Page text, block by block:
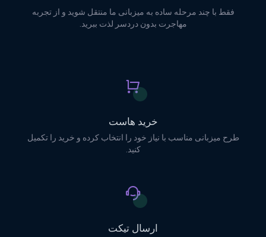
فقط با چند مرحله ساده به میزبانی ما منتقل شوید و از تجربه
مهاجرت بدون دردسر لذت ببرید.
خرید هاست
طرح میزبانی مناسب با نیاز خود را انتخاب کرده و خرید را تکمیل
کنید.
ارسال تیکت